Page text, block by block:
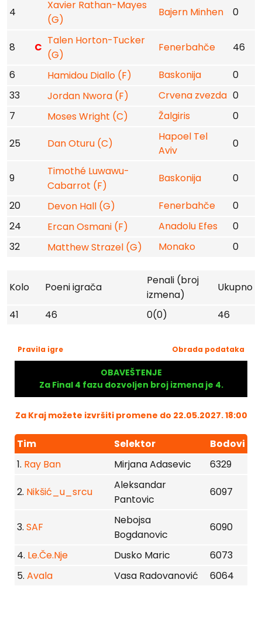
4
Xavier Rathan-Mayes
(G)
Bajern Minhen 0
8 C
Talen Horton-Tucker
(G)
Fenerbahče 46
6 Hamidou Diallo (F) Baskonija
0
33
Jordan Nwora (F) Crvena zvezda 0
7
Moses Wright (C) Žalgiris 0
25 Dan Oturu (C)
Hapoel Tel
Aviv
0
9
Timothé Luwawu-
Cabarrot (F)
Baskonija 0
20 Devon Hall (G) Fenerbahče
0
24
Ercan Osmani (F) Anadolu Efes
0
32
Matthew Strazel (G) Monako 0
Kolo Poeni igrača
Penali (broj
izmena)
Ukupno
41 46 0(0) 46
Pravila igre Obrada podataka
OBAVEŠTENJE
Za Final 4 fazu dozvoljen broj izmena je 4.
Za Kraj možete izvršiti promene do 22.05.2027. 18:00
Tim Selektor
Bodovi
1. Ray Ban Mirjana Adasevic 6329
2. Nikšić_u_srcu
Aleksandar
Pantovic
6097
3. SAF
Nebojsa
Bogdanovic
6090
4. Le.Če.Nje Dusko Maric
6073
5. Avala Vasa Radovanović 6064